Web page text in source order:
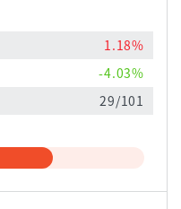
1.18%
-4.03%
29/101